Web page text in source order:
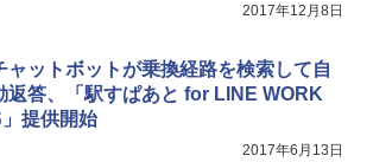
2017年12月8日
ャットボットが乗換経路を検索して自
返答、「駅すぱあと for LINE WORK
提供開始
2017年6月13日